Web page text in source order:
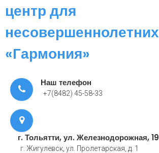
центр для
несовершеннолетних
«Гармония»
Наш телефон
+7(8482) 45-58-33
г. Тольятти, ул. Железнодорожная, 19
г. Жигулевск, ул. Пролетарская, д. 1